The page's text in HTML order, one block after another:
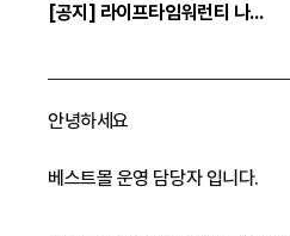
[공지] 라이프타임워런티 나의 워런티 진행사항 확인 방법 (오픈: 10.21)
안녕하세요
베스트몰 운영 담당자 입니다.